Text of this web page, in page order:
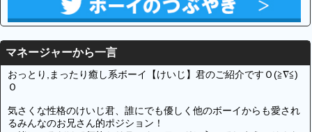
マネージャーから一言
おっとり,まったり癒し系ボーイ【けいじ】君のご紹介ですＯ(≧∇≦)
Ｏ
気さくな性格のけいじ君、誰にでも優しく他のボーイからも愛され
るみんなのお兄さん的ポジション！